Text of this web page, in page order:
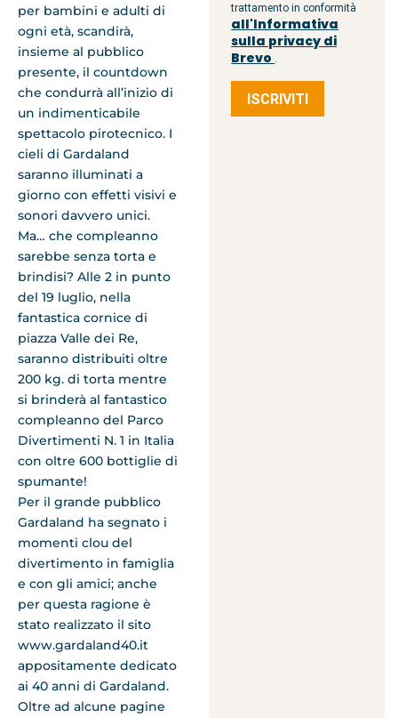
per bambini e adulti di
ogni età, scandirà,
insieme al pubblico
presente, il countdown
che condurrà all’inizio di
un indimenticabile
spettacolo pirotecnico. I
cieli di Gardaland
saranno illuminati a
giorno con effetti visivi e
sonori davvero unici.
Ma… che compleanno
sarebbe senza torta e
brindisi? Alle 2 in punto
del 19 luglio, nella
fantastica cornice di
piazza Valle dei Re,
saranno distribuiti oltre
200 kg. di torta mentre
si brinderà al fantastico
compleanno del Parco
Divertimenti N. 1 in Italia
con oltre 600 bottiglie di
spumante!
Per il grande pubblico
Gardaland ha segnato i
momenti clou del
divertimento in famiglia
e con gli amici; anche
per questa ragione è
stato realizzato il sito
www.gardaland40.it
appositamente dedicato
ai 40 anni di Gardaland.
Oltre ad alcune pagine
trattamento in conformità
all'Informativa
sulla privacy di
Brevo .
ISCRIVITI